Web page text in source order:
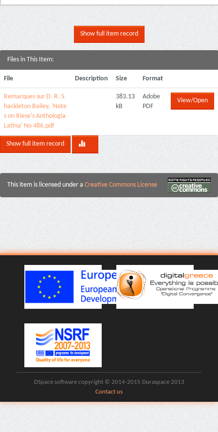
Show full item record
Files in This Item:
File Description Size Format
Remarques sur D. R. S
hackleton Bailey, 'Note
s on Riese's Anthologia
Latina' No 486.pdf
383.13
kB
Adobe
PDF
View/Open
Show full item record
This item is licensed under a Creative Commons License
DSpace software copyright © 2014-2015 Duraspace 2013
Contact us